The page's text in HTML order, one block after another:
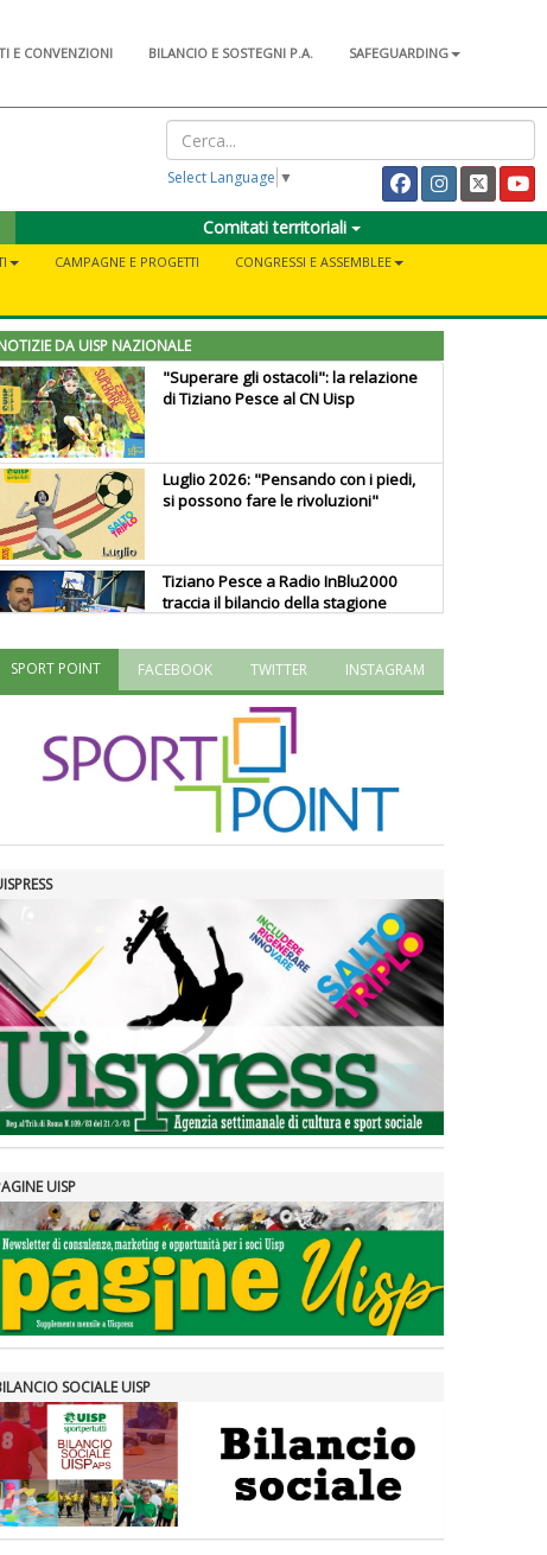
E CONVENZIONI BILANCIO E SOSTEGNI P.A.
SAFEGUARDING
Select Language ▼
Comitati territoriali
CAMPAGNE E PROGETTI
CONGRESSI E ASSEMBLEE
DA UISP NAZIONALE
"Superare gli ostacoli": la relazione
di Tiziano Pesce al CN Uisp
Luglio 2026: "Pensando con i piedi,
si possono fare le rivoluzioni"
Tiziano Pesce a Radio InBlu2000
traccia il bilancio della stagione
valorizzi le nostre specificità"
La formazione Uisp rallenta ma
prosegue anche in estate
Fondazione Terzjus: prima riunione
a Roma
SPORT POINT FACEBOOK TWITTER INSTAGRAM
UISP
SOCIALE UISP